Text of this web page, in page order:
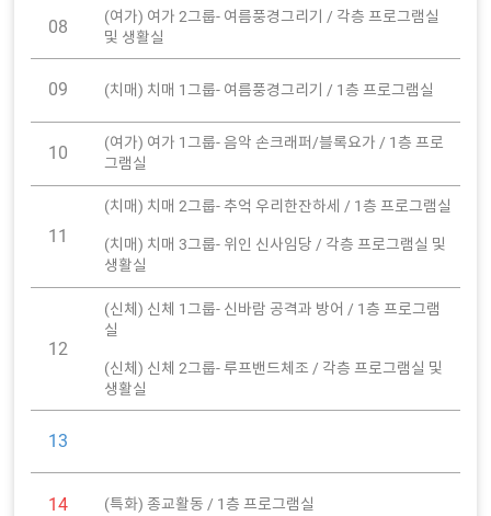
08
(여가) 여가 2그룹- 여름풍경그리기 / 각층 프로그램실
및 생활실
09 (치매) 치매 1그룹- 여름풍경그리기 / 1층 프로그램실
10
(여가) 여가 1그룹- 음악 손크래퍼/블록요가 / 1층 프로
그램실
11
(치매) 치매 2그룹- 추억 우리한잔하세 / 1층 프로그램실
(치매) 치매 3그룹- 위인 신사임당 / 각층 프로그램실 및
생활실
12
(신체) 신체 1그룹- 신바람 공격과 방어 / 1층 프로그램
실
(신체) 신체 2그룹- 루프밴드체조 / 각층 프로그램실 및
생활실
13
14 (특화) 종교활동 / 1층 프로그램실